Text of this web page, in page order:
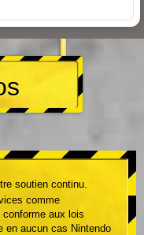
soutien continu.
comme
aux lois
en aucun cas Nintendo